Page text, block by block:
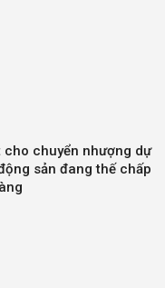
tư xây dựng cơ sở
bất động sản.
động giao đất,
đất.
cho chuyển nhượng dự
sản đang thế chấp